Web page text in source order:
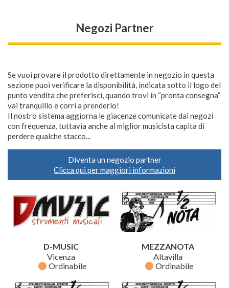
Negozi Partner
Se vuoi provare il prodotto direttamente in negozio in questa
sezione puoi verificare la disponibilità, indicata sotto il logo del
punto vendita che preferisci, quando trovi in “pronta consegna”
vai tranquillo e corri a prenderlo!
Il nostro sistema aggiorna le giacenze comunicate dai negozi
con frequenza, tuttavia anche al miglior musicista capita di
perdere qualche stacco...
Diventa un negozio partner
Clicca qui per maggiori informazioni
D-MUSIC
Vicenza
fiber_manual_record Ordinabile
MEZZANOTA
Altavilla
fiber_manual_record Ordinabile